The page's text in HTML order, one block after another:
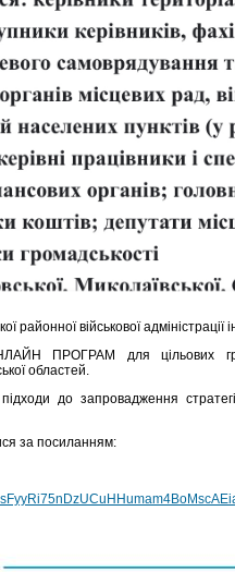
військової адміністрації
ПРОГРАМ для цільових
областей.
до запровадження
за посиланням: